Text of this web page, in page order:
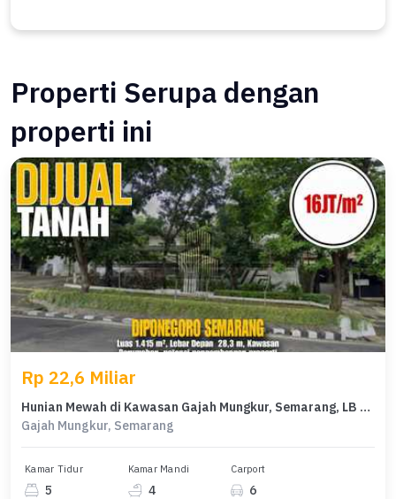
Properti Serupa dengan
properti ini
Rp 22,6 Miliar
Hunian Mewah di Kawasan Gajah Mungkur, Semarang, LB 760m², Harga 22,6 Miliar
Gajah Mungkur, Semarang
Kamar Tidur
5
Kamar Mandi
4
Carport
6